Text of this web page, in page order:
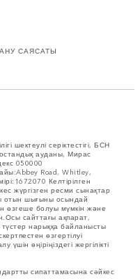
САЯСАТЫ
шектеулі серіктестігі, БСН
ауданы, Мирас
050000
Road, Whitley,
Келтірілген
жүргізген ресми сынақтар
отын шығыны осындай
өзгеше болуы мүмкін және
сайттағы ақпарат,
нарыққа байланысты
өзгертілуі
өңіріңіздегі жергілікті
сипаттамасына сәйкес